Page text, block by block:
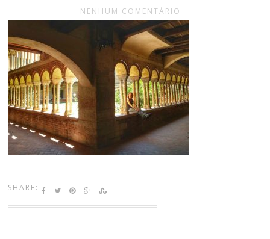
NENHUM COMENTÁRIO
SHARE: